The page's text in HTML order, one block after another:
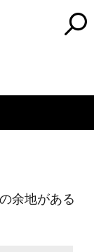
余地がある